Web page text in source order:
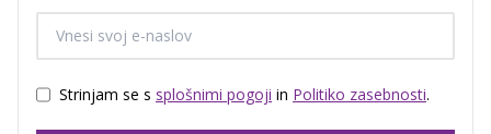
Strinjam se s splošnimi pogoji in Politiko zasebnosti.